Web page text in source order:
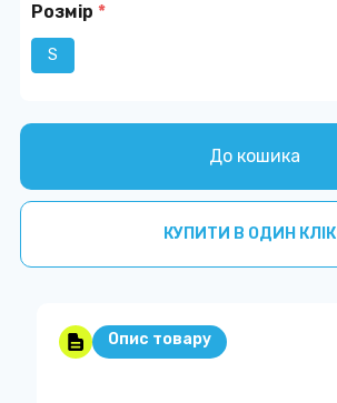
Розмір *
S
До кошика
КУПИТИ В ОДИН КЛІК
Опис товару